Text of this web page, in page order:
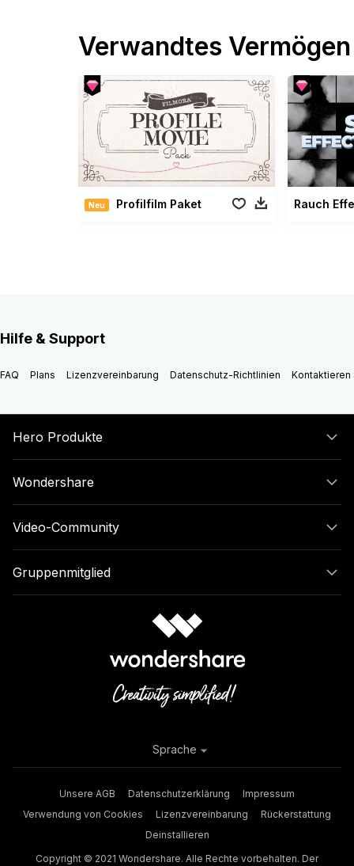
Verwandtes Vermögen
Neu Profilfilm Paket
Hilfe & Support
FAQ Plans Lizenzvereinbarung Datenschutz-Richtlinien Kontaktieren
Hero Produkte
Wondershare
Video-Community
Gruppenmitglied
Unsere AGB Datenschutzerklärung
Impressum
Verwendung von Cookies
Lizenzvereinbarung
Rückerstattung
Deinstallieren
Copyright © 2021 Wondershare. Alle Rechte vorbehalten. Der
Sprache